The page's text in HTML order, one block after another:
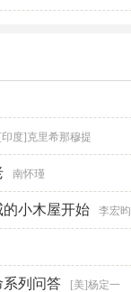
[印度]克里希那穆提
南怀瑾
小木屋开始 李宏昀
系列问答 [美]杨定一